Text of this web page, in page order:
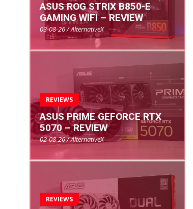
ASUS ROG STRIX B850-E
GAMING WIFI – REVIEW
03-08-26 / AlternativeX
REVIEWS
ASUS PRIME GEFORCE RTX
5070 – REVIEW
02-08-26 / AlternativeX
REVIEWS